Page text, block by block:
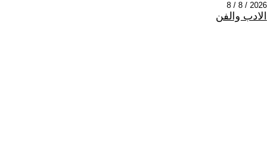
2026 / 8 / 8
الادب والفن